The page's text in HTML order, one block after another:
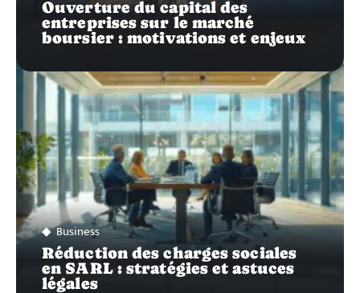
Ouverture du capital des
entreprises sur le marché
boursier : motivations et enjeux
Business
Réduction des charges sociales
en SARL : stratégies et astuces
légales